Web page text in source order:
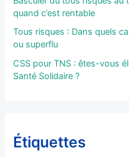
quand c’est rentable
Tous risques : Dans quels
ou superflu
CSS pour TNS : êtes-vous
Santé Solidaire ?
Étiquettes